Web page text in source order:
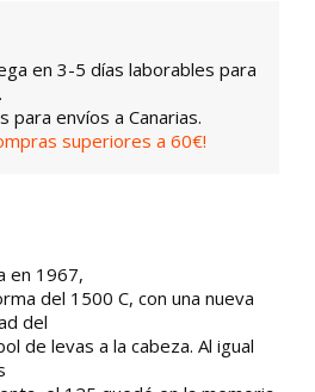
en 3-5 días laborables para
para envíos a Canarias.
superiores a 60€!
en 1967,
del 1500 C, con una nueva
del
de levas a la cabeza. Al igual